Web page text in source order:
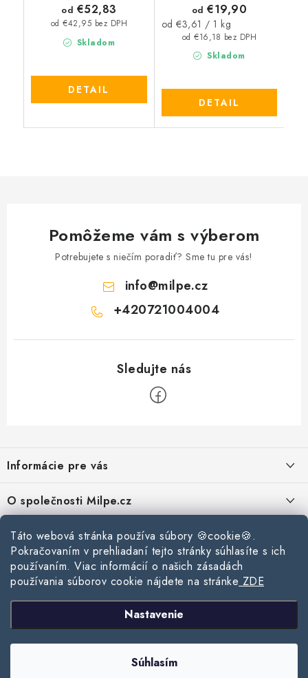
Táto webová stránka používa súbory 🍪cookie🍪.
Pokračovaním v prehliadaní tejto stránky súhlasíte s ich
používaním. Viac informácií o našich zásadách
používania súborov cookie nájdete na stránke ZDE
Nastavenie
Súhlasím
Skladom
od €42,95 bez DPH
od €52,83
DETAIL
Skladom
od €16,18 bez DPH
od €19,90
Jednotková
cena:
od €3,61 / 1 kg
DETAIL
Pomôžeme vám s výberom
Potrebujete s niečím poradiť? Sme tu pre vás!
info@milpe.cz
+420721004004
p
ä
t
Informácie pre vás
Reklamace a vrácení zboží
Zásady používania súborov cookie
Podmínky ochrany osobních údajů
Obchodní podmínky
Mapa webu Milpe.sk
O společnosti Milpe.cz
Často sa nás pýtate
O spoločnosti Milpe
Kontakty
Kontaktné informácie
O spoločnosti Milpe
Stavebný blog
Ako vybrať správnu difúznu fóliu pre strechu?
Žalúzie do spálne: Ako vybrať ideálne tienenie pre pokojný spánok?
Ako vybrať strešné okno do zimy?
Prijímame online platby
Copyright 2026www.milpe.sk. Všetky práva vyhradené.Upraviť nastavenie
cookies